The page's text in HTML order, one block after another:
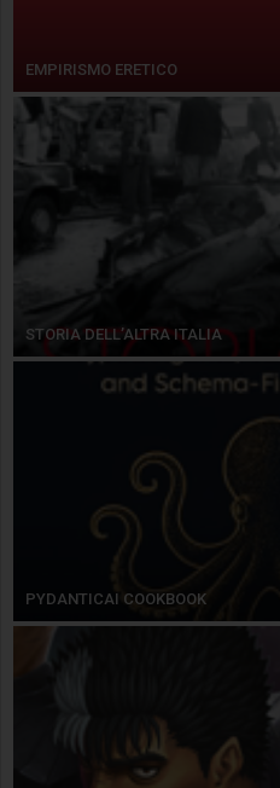
EMPIRISMO ERETICO
STORIA DELL’ALTRA ITALIA
PYDANTICAI COOKBOOK